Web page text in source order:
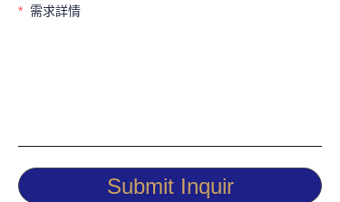
需求詳情
Submit Inquir